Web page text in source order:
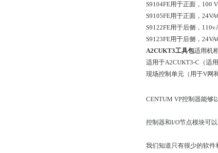
S9104FE用于正面，100
S9105FE用于正面，
S9122FE用于后侧，
S9123FE用于后侧，
A2CUKT3工具包适用机
适用于A2CUKT3-C（适
现场控制单元（用于V网
CENTUM VP控制器能够
控制器和I/O节点模块可
我们知道只有很少的软件